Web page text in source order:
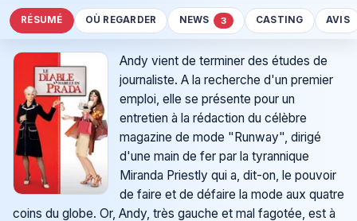
RÉSUMÉ OÙ REGARDER NEWS 3 CASTING AVIS
Andy vient de terminer des études de
journaliste. A la recherche d'un premier
emploi, elle se présente pour un
entretien à la rédaction du célèbre
magazine de mode "Runway", dirigé
d'une main de fer par la tyrannique
Miranda Priestly qui a, dit-on, le pouvoir
de faire et de défaire la mode aux quatre
coins du globe. Or, Andy, très gauche et mal fagotée, est à